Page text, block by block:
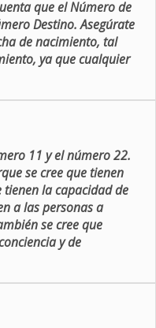
que el Número de
Destino. Asegúrate
de nacimiento, tal
ya que cualquier
11 y el número 22.
se cree que tienen
la capacidad de
a las personas a
se cree que
y de